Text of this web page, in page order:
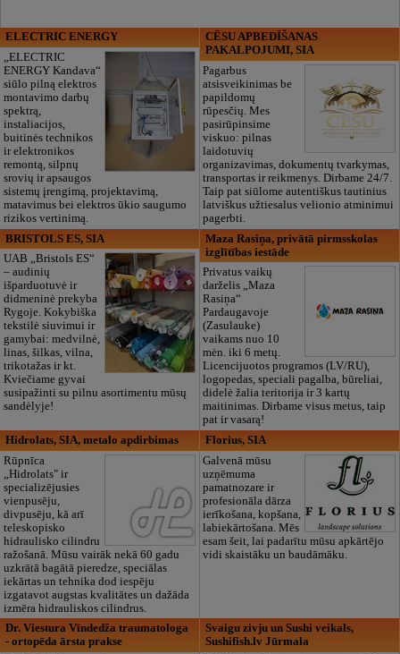
ELECTRIC ENERGY
„ELECTRIC
ENERGY Kandava“
siūlo pilną elektros
montavimo darbų
spektrą,
instaliacijos,
buitinės technikos
ir elektronikos
remontą, silpnų
srovių ir apsaugos
sistemų įrengimą, projektavimą,
matavimus bei elektros ūkio saugumo
rizikos vertinimą.
CĒSU APBEDĪŠANAS
PAKALPOJUMI, SIA
Pagarbus
atsisveikinimas be
papildomų
rūpesčių. Mes
pasirūpinsime
viskuo: pilnas
laidotuvių
organizavimas, dokumentų tvarkymas,
transportas ir reikmenys. Dirbame 24/7.
Taip pat siūlome autentiškus tautinius
latviškus užtiesalus velionio atminimui
pagerbti.
BRISTOLS ES, SIA
UAB „Bristols ES“
– audinių
išparduotuvė ir
didmeninė prekyba
Rygoje. Kokybiška
tekstilė siuvimui ir
gamybai: medvilnė,
linas, šilkas, vilna,
trikotažas ir kt.
Kviečiame gyvai
susipažinti su pilnu asortimentu mūsų
sandėlyje!
Maza Rasiņa, privātā pirmsskolas
izglītības iestāde
Privatus vaikų
darželis „Maza
Rasiņa“
Pardaugavoje
(Zasulauke)
vaikams nuo 10
mėn. iki 6 metų.
Licencijuotos programos (LV/RU),
logopedas, speciali pagalba, būreliai,
didelė žalia teritorija ir 3 kartų
maitinimas. Dirbame visus metus, taip
pat ir vasarą!
Hidrolats, SIA, metalo apdirbimas
Rūpnīca
„Hidrolats" ir
specializējusies
vienpusēju,
divpusēju, kā arī
teleskopisko
hidraulisko cilindru
ražošanā. Mūsu vairāk nekā 60 gadu
uzkrātā bagātā pieredze, speciālas
iekārtas un tehnika dod iespēju
izgatavot augstas kvalitātes un dažāda
izmēra hidrauliskos cilindrus.
Florius, SIA
Galvenā mūsu
uzņēmuma
pamatnozare ir
profesionāla dārza
ierīkošana, kopšana,
labiekārtošana. Mēs
esam šeit, lai padarītu mūsu apkārtējo
vidi skaistāku un baudāmāku.
Dr. Viestura Vīndedža traumatologa
- ortopēda ārsta prakse
Svaigu zivju un Sushi veikals,
Sushifish.lv Jūrmala